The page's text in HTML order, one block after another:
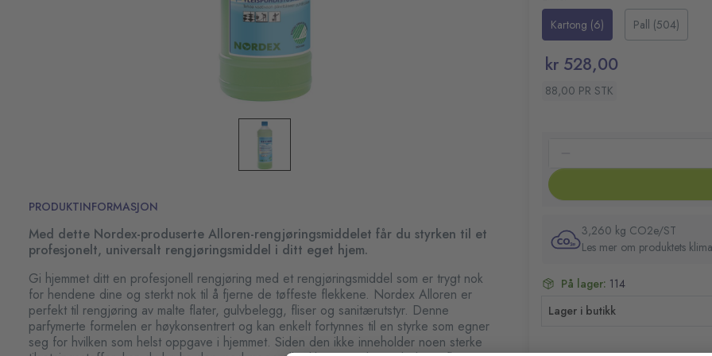
PRODUKTINFORMASJON
Med dette Nordex-produserte Alloren-rengjøringsmiddelet får du styrken til et
profesjonelt, universalt rengjøringsmiddel i ditt eget hjem.
Gi hjemmet ditt en profesjonell rengjøring med et rengjøringsmiddel som er trygt nok
for hendene dine og sterkt nok til å fjerne de tøffeste flekkene. Nordex Alloren er
perfekt til rengjøring av malte flater, gulvbelegg, fliser og sanitærutstyr. Denne
parfymerte formelen er høykonsentrert og kan enkelt fortynnes til en styrke som egner
seg for hvilken som helst oppgave i hjemmet. Siden den ikke inneholder noen sterke
den med mopp eller klut. Gi
finishen. Og når du trenger
Skånsom mot huden og
Perfekt for malte flater,
Duft: Parfymert
Farge: Ingen
Kartong (6)
Pall (504)
kr 528,00
88,00 PR STK
3,260 kg CO2e/ST
Les mer om produktets
På lager: 114
Lager i butikk